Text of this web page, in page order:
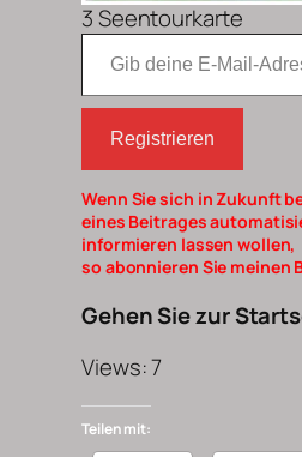
3 Seentourkarte
Gib deine E-Mail-Adresse ein
Registrieren
Wenn Sie sich in Zukunft
eines Beitrages
informieren lassen wollen,
so abonnieren Sie meinen
Gehen Sie zur
Views: 7
Teilen mit: